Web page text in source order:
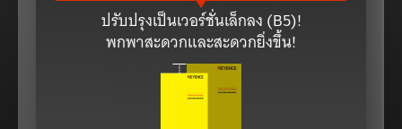
ปรับปรุงเป็นเวอร์ชั่นเล็กลง (B5)!
พกพาสะดวกและสะดวกยิ่งขึ้น!